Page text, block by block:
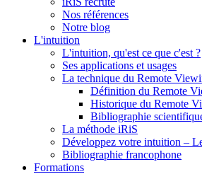
Nos références
Notre blog
L'intuition
L'intuition, qu'est ce que c'est ?
Ses applications et usages
La technique du Remote
Définition du Remote
Historique du Remote
Bibliographie
La méthode iRiS
Développez votre intuition –
Bibliographie francophone
Formations